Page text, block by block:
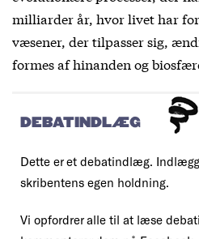
milliarder år, hvor livet har
væsener, der tilpasser sig,
formes af hinanden og
DEBATINDLÆG
Dette er et debatindlæg.
skribentens egen holdning.
Vi opfordrer alle til at læse